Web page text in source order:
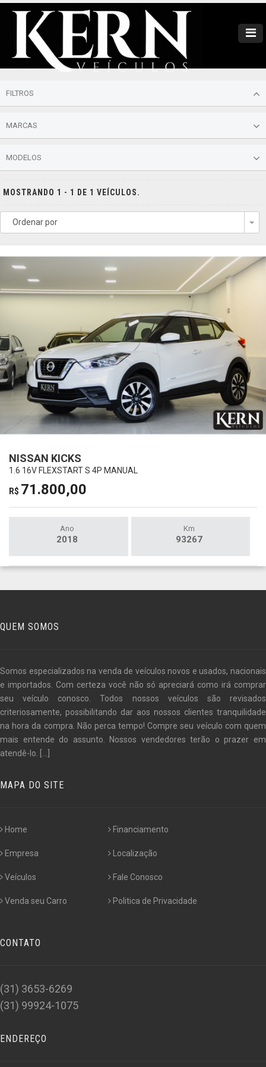
FILTROS
MARCAS
MODELOS
MOSTRANDO 1 - 1 DE 1 VEÍCULOS.
Ordenar por
NISSAN KICKS
1.6 16V FLEXSTART S 4P MANUAL
R$ 71.800,00
Ano
2018
Km
93267
QUEM SOMOS
Somos especializados na venda de veículos novos e usados, nacionais
e importados. Com certeza você não só apreciará como irá comprar
seu veículo conosco. Todos nossos veículos são revisados
criteriosamente, possibilitando dar aos nossos clientes tranquilidade
na hora da compra. Não perca tempo! Compre seu veículo com quem
mais entende do assunto. Nossos vendedores terão o prazer em
atendê-lo.
MAPA DO SITE
Home
Empresa
Veículos
Venda seu Carro
Financiamento
Localização
Fale Conosco
Politica de Privacidade
CONTATO
(31) 3653-6269
(31) 99924-1075
ENDEREÇO